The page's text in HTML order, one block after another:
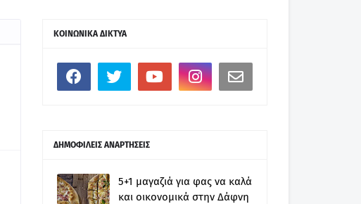
ΚΟΙΝΩΝΙΚΑ ΔΙΚΤΥΑ
ΔΗΜΟΦΙΛΕΙΣ ΑΝΑΡΤΗΣΕΙΣ
5+1 μαγαζιά για φας να καλά
και οικονομικά στην Δάφνη